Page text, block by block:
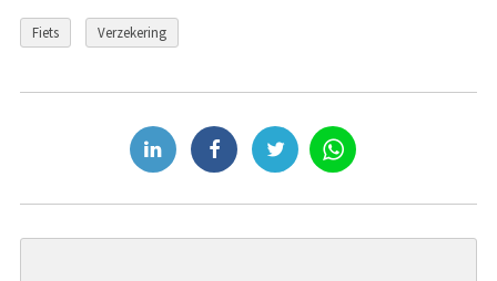
Fiets Verzekering